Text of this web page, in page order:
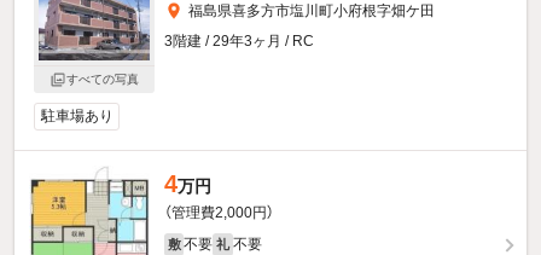
すべての写真
福島県喜多方市塩川町小府根字畑ケ田
3階建 / 29年3ヶ月 / RC
駐車場あり
4万円
（管理費2,000円）
敷 不要 礼 不要